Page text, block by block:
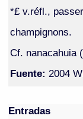
*£ v.réfl.,
champignons.
Cf. nanacahuia
Fuente: 2004
Entradas